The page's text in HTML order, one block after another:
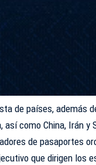
de países, además
así como China, Irán
de pasaportes
que dirigen los